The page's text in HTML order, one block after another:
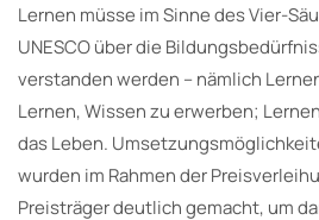
Lernen müsse im Sinne des Vier-
UNESCO über die
verstanden werden – nämlich
Lernen, Wissen zu erwerben;
das Leben.
wurden im Rahmen der
Preisträger deutlich gemacht, um